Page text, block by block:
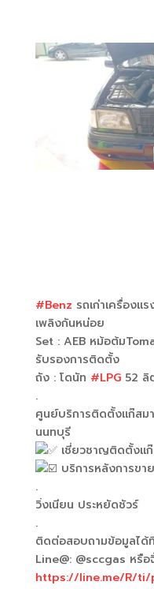
#Benz รถเก่าเครื่องแ
เพลิงกันหน่อย
Set : AEB หม้อต้ม
รับรองการติดตั้ง
ถัง : โดนัท #LPG52 ลิ
.
ศูนย์บริการติดตั้งแก๊สม
นนทบุรี
เชี่ยวชาญติดตั้งแ
บริการหลังการขา
.
วิ่งเนียน ประหยัดชัวร์
.
ติดต่อสอบถามข้อมูลได้
Line@: @sccgas หรือ
https://line.me/R/ti/